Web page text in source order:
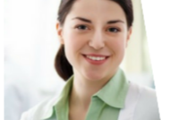
मुंह के छालों से हैं